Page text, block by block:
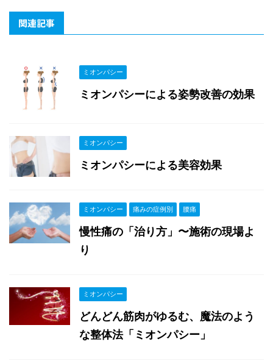
関連記事
ミオンパシー
ミオンパシーによる姿勢改善の効果
ミオンパシー
ミオンパシーによる美容効果
ミオンパシー 痛みの症例別 腰痛
慢性痛の「治り方」〜施術の現場よ
り
ミオンパシー
どんどん筋肉がゆるむ、魔法のよう
な整体法「ミオンパシー」